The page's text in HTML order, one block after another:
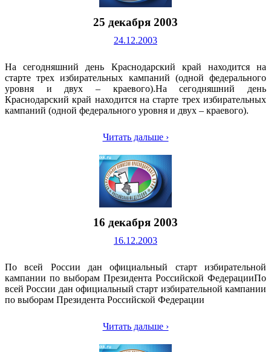
25 декабря 2003
24.12.2003
На сегодняшний день Краснодарский край находится на
старте трех избирательных кампаний (одной федерального
уровня и двух – краевого).На сегодняшний день
Краснодарский край находится на старте трех избирательных
кампаний (одной федерального уровня и двух – краевого).
Читать дальше ›
16 декабря 2003
16.12.2003
По всей России дан официальный старт избирательной
кампании по выборам Президента Российской ФедерацииПо
всей России дан официальный старт избирательной кампании
по выборам Президента Российской Федерации
Читать дальше ›